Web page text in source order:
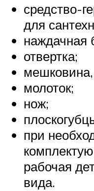
средство-
для
наждачная
отвертка;
молоток;
нож;
при
рабочая
вида.